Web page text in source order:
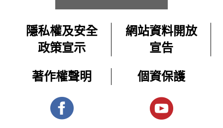
隱私權及安全
政策宣示
網站資料開放
宣告
著作權聲明 個資保護